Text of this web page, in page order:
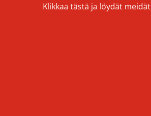
Klikkaa tästä ja löydät meidät